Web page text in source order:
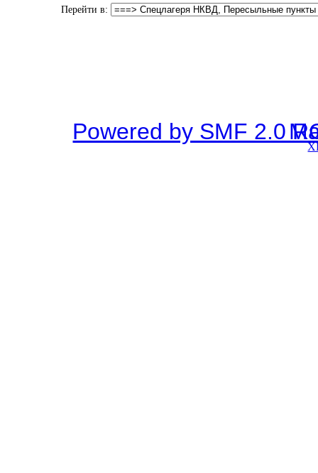
Перейти в:
Powered by SMF 2.0SMF